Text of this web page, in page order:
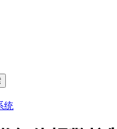
统